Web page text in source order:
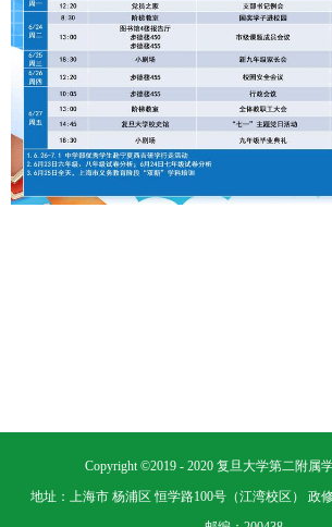
Copyright ©2019 - 2020 复旦大学第二附属
地址：上海市 杨浦区 恒学路100号（江湾校区） 政